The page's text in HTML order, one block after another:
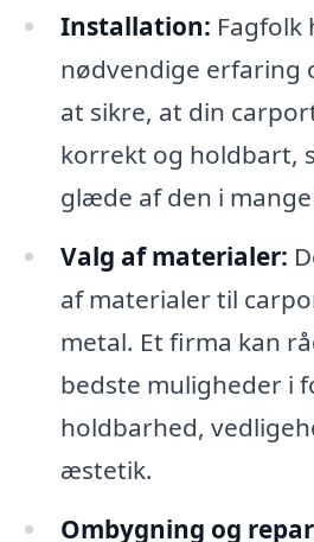
Installation: Fagfolk
nødvendige
at sikre, at din
korrekt og holdbart,
glæde af den i
Valg af materialer:
af materialer til
metal. Et firma kan
bedste muligheder i
holdbarhed,
æstetik.
Ombygning og